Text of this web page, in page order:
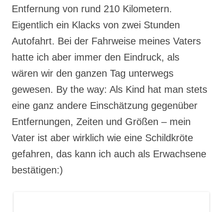
Entfernung von rund 210 Kilometern.
Eigentlich ein Klacks von zwei Stunden
Autofahrt. Bei der Fahrweise meines Vaters
hatte ich aber immer den Eindruck, als
wären wir den ganzen Tag unterwegs
gewesen. By the way: Als Kind hat man stets
eine ganz andere Einschätzung gegenüber
Entfernungen, Zeiten und Größen – mein
Vater ist aber wirklich wie eine Schildkröte
gefahren, das kann ich auch als Erwachsene
bestätigen:)